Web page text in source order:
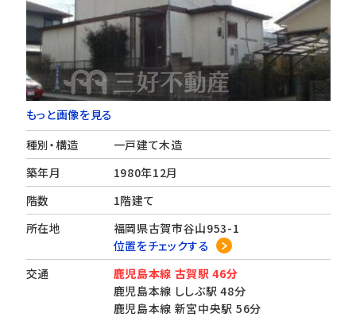
もっと画像を見る
種別・構造
一戸建て木造
築年月
1980年12月
階数
1階建て
所在地
福岡県古賀市谷山953-1
位置をチェックする
交通
鹿児島本線 古賀駅 46分
鹿児島本線 ししぶ駅 48分
鹿児島本線 新宮中央駅 56分